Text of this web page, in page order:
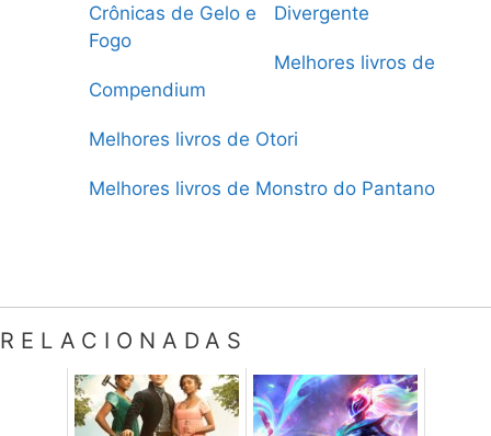
Crônicas de Gelo e
Fogo
Divergente
Melhores livros de
Compendium
Melhores livros de Otori
Melhores livros de Monstro do Pantano
RELACIONADAS